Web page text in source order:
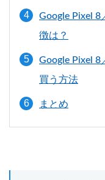
Google Pixel 8
徴は？
Google Pixel 8
買う方法
まとめ